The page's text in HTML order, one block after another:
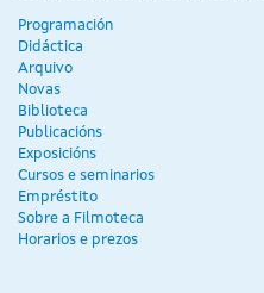
Programación
Didáctica
Arquivo
Novas
Biblioteca
Publicacións
Exposicións
Cursos e seminarios
Empréstito
Sobre a Filmoteca
Horarios e prezos